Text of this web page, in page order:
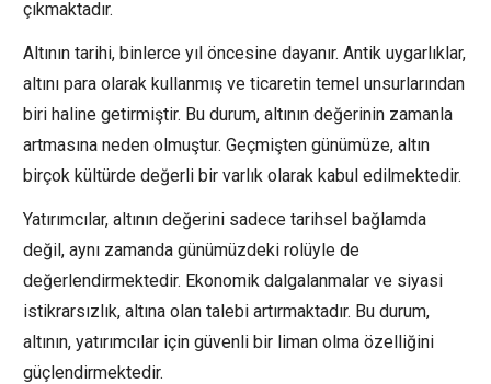
çıkmaktadır.
Altının tarihi, binlerce yıl öncesine dayanır. Antik uygarlıklar,
altını para olarak kullanmış ve ticaretin temel unsurlarından
biri haline getirmiştir. Bu durum, altının değerinin zamanla
artmasına neden olmuştur. Geçmişten günümüze, altın
birçok kültürde değerli bir varlık olarak kabul edilmektedir.
Yatırımcılar, altının değerini sadece tarihsel bağlamda
değil, aynı zamanda günümüzdeki rolüyle de
değerlendirmektedir. Ekonomik dalgalanmalar ve siyasi
istikrarsızlık, altına olan talebi artırmaktadır. Bu durum,
altının, yatırımcılar için güvenli bir liman olma özelliğini
güçlendirmektedir.